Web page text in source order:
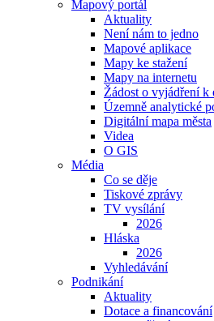
Mapový portál
Aktuality
Není nám to jedno
Mapové aplikace
Mapy ke stažení
Mapy na internetu
Žádost o vyjádření k
Územně analytické
Digitální mapa města
Videa
O GIS
Média
Co se děje
Tiskové zprávy
TV vysílání
2026
Hláska
2026
Vyhledávání
Podnikání
Aktuality
Dotace a financování